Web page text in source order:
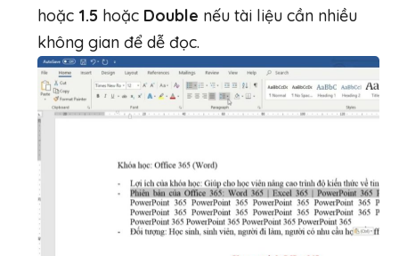
hoặc 1.5 hoặc Double nếu tài liệu cần nhiều
không gian để dễ đọc.